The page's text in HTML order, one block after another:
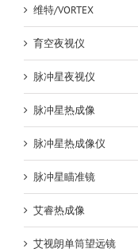
维特/VORTEX
育空夜视仪
脉冲星夜视仪
脉冲星热成像
脉冲星热成像仪
脉冲星瞄准镜
艾睿热成像
艾视朗单筒望远镜